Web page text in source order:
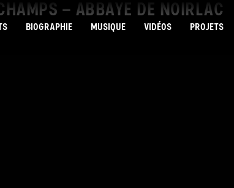
BIOGRAPHIE MUSIQUE VIDÉOS PROJETS
– ABBAYE DE NOIRLAC